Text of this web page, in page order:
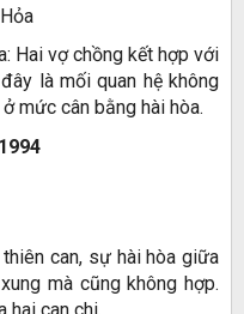
Hai vợ chồng kết hợp với
là mối quan hệ không
mức cân bằng hài hòa.
can, sự hài hòa giữa
mà cũng không hợp.